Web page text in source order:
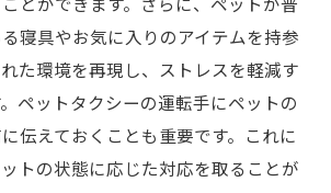
とができます。さらに、ペットが普
寝具やお気に入りのアイテムを持参
た環境を再現し、ストレスを軽減す
ペットタクシーの運転手にペットの
伝えておくことも重要です。これに
トの状態に応じた対応を取ることが